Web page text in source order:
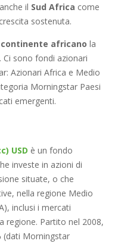
il Sud Africa come
sostenuta.
africano la
sono fondi azionari
Azionari Africa e Medio
Morningstar Paesi
emergenti.
USD è un fondo
investe in azioni di
situate, o che
nella regione Medio
inclusi i mercati
regione. Partito nel 2008,
(dati Morningstar